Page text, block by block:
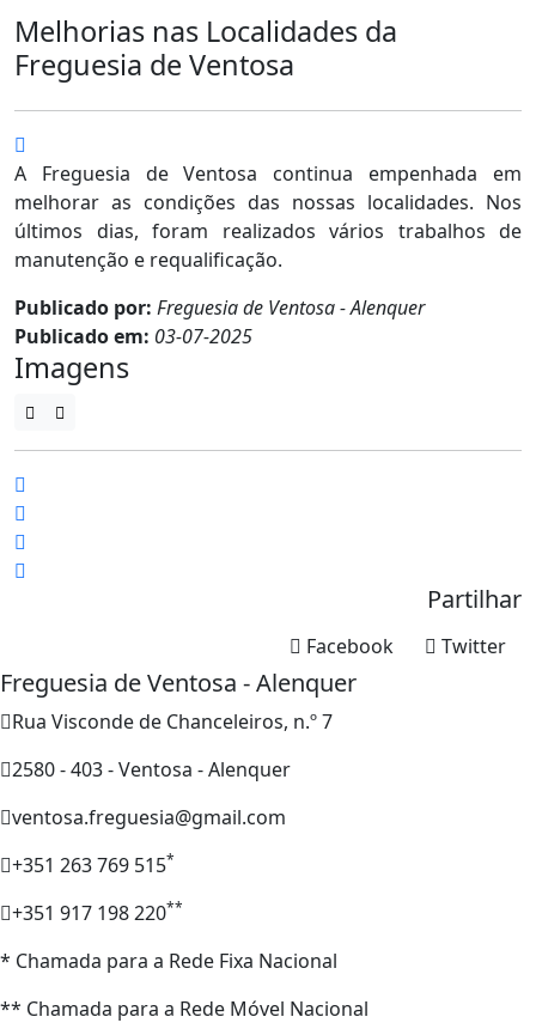
Melhorias nas Localidades da
Freguesia de Ventosa
A Freguesia de Ventosa continua empenhada em
melhorar as condições das nossas localidades. Nos
últimos dias, foram realizados vários trabalhos de
manutenção e requalificação.
Publicado por: Freguesia de Ventosa - Alenquer
Publicado em: 03-07-2025
Imagens
Partilhar
Twitter
Facebook
Freguesia de Ventosa - Alenquer
Rua Visconde de Chanceleiros, n.º 7
2580 - 403 - Ventosa - Alenquer
ventosa.freguesia@gmail.com
+351 263 769 515*
+351 917 198 220**
* Chamada para a Rede Fixa Nacional
** Chamada para a Rede Móvel Nacional